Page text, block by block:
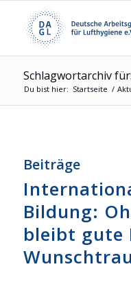
Schlagwortarchiv
Du bist hier: Startseite /
Beiträge
Bildung:
bleibt gute